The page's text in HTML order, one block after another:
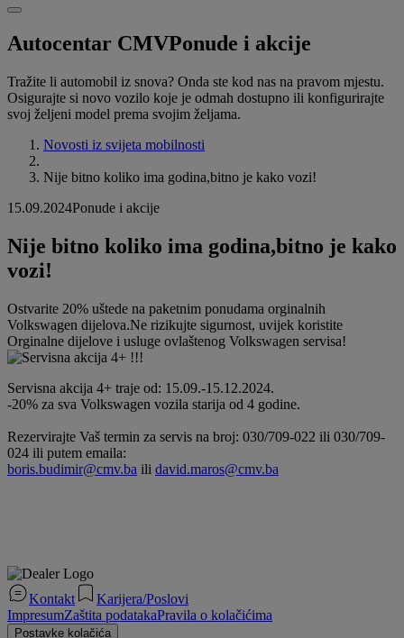
Autocentar CMVPonude i akcije
Tražite li automobil iz snova? Onda ste kod nas na pravom mjestu.
Osigurajte si novo vozilo koje je odmah dostupno ili konfigurirajte
svoj željeni model prema svojim željama.
Novosti iz svijeta mobilnosti
Nije bitno koliko ima godina,bitno je kako vozi!
15.09.2024Ponude i akcije
Nije bitno koliko ima godina,bitno je kako
vozi!
Ostvarite 20% uštede na paketnim ponudama orginalnih
Volkswagen dijelova.Ne rizikujte sigurnost, uvijek koristite
Orginalne dijelove i usluge ovlaštenog Volkswagen servisa!
Servisna akcija 4+ traje od: 15.09.-15.12.2024.
-20% za sva Volkswagen vozila starija od 4 godine.
Rezervirajte Vaš termin za servis na broj: 030/709-022 ili 030/709-
024 ili putem emaila:
boris.budimir@cmv.ba ili david.maros@cmv.ba
Kontakt
Karijera/Poslovi
ImpresumZaštita podatakaPravila o kolačićima
Postavke kolačića